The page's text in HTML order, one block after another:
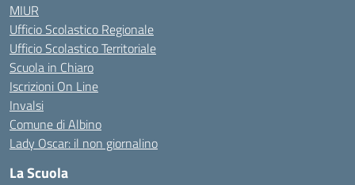
MIUR
Ufficio Scolastico Regionale
Ufficio Scolastico Territoriale
Scuola in Chiaro
Iscrizioni On Line
Invalsi
Comune di Albino
Lady Oscar: il non giornalino
La Scuola